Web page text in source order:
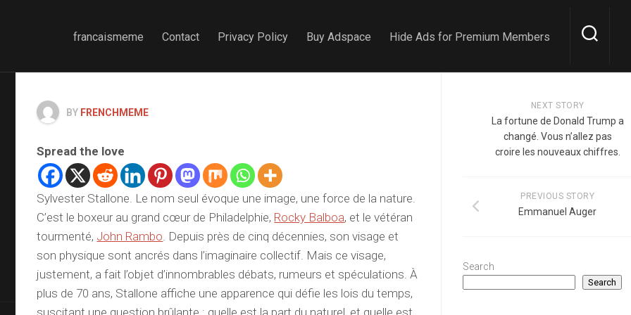
francaismeme Contact Privacy Policy Buy Adspace Hide Ads for Premium Members
BY FRENCHMEME
Spread the love
Sylvester Stallone. Le nom seul évoque une image, une force de la nature.
C’est le boxeur au grand cœur de Philadelphie, Rocky Balboa, et le vétéran
tourmenté, John Rambo. Depuis près de cinq décennies, son visage et
son physique sont ancrés dans l’imaginaire collectif. Mais ce visage,
justement, a fait l’objet d’innombrables débats, rumeurs et spéculations. À
plus de 70 ans, Stallone affiche une apparence qui défie les lois du temps,
suscitant une question brûlante : quelle est la part du naturel, et quelle est
NEXT STORY
La fortune de Donald Trump a
changé. Vous n’allez pas
croire les nouveaux chiffres.
PREVIOUS STORY
Emmanuel Auger
Search
Search